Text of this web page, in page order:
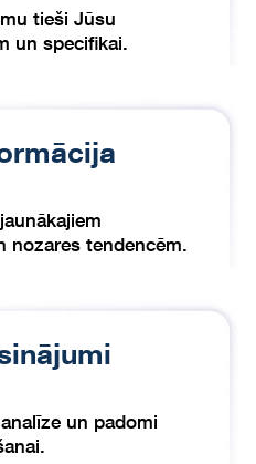
tieši Jūsu
un specifikai.
nozares tendencēm.
un padomi